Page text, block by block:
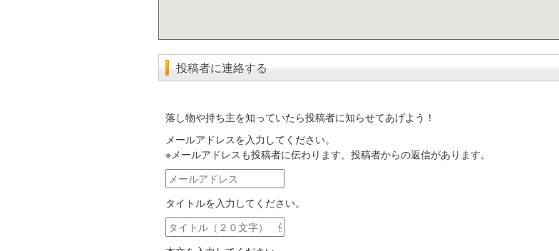
投稿者に連絡する
落し物や持ち主を知っていたら投稿者に知らせてあげよう！
メールアドレスを入力してください。
※メールアドレスも投稿者に伝わります。投稿者からの返信があります。
メ
ー
ル
ア
ド
タイトルを入力してください。
タ
イ